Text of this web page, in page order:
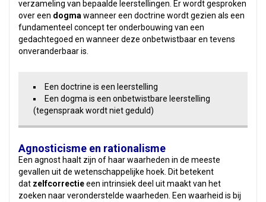
verzameling van bepaalde leerstellingen. Er wordt gesproken
over een dogma wanneer een doctrine wordt gezien als een
fundamenteel concept ter onderbouwing van een
gedachtegoed en wanneer deze onbetwistbaar en tevens
onveranderbaar is.
Een doctrine is een leerstelling
Een dogma is een onbetwistbare leerstelling
(tegenspraak wordt niet geduld)
Agnosticisme en rationalisme
Een agnost haalt zijn of haar waarheden in de meeste
gevallen uit de wetenschappelijke hoek. Dit betekent
dat zelfcorrectieeen intrinsiek deel uit maakt van het
zoeken naar veronderstelde waarheden. Een waarheid is bij